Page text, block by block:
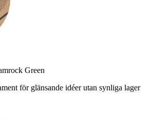
Green
för glänsande idéer utan synliga lager